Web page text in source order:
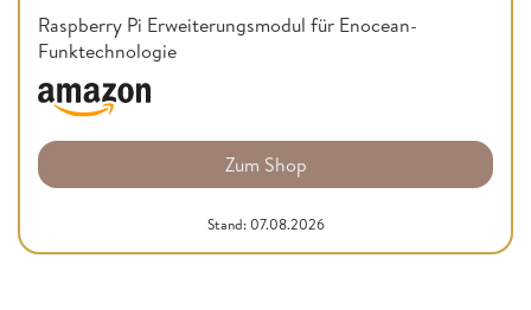
Raspberry Pi Erweiterungsmodul für Enocean-
Funktechnologie
Zum Shop
Stand: 07.08.2026